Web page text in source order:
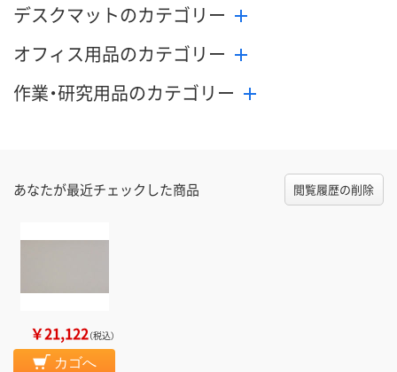
デスクマットのカテゴリー
オフィス用品のカテゴリー
作業・研究用品のカテゴリー
あなたが最近チェックした商品 閲覧履歴の削除
￥21,122（税込）
カゴへ